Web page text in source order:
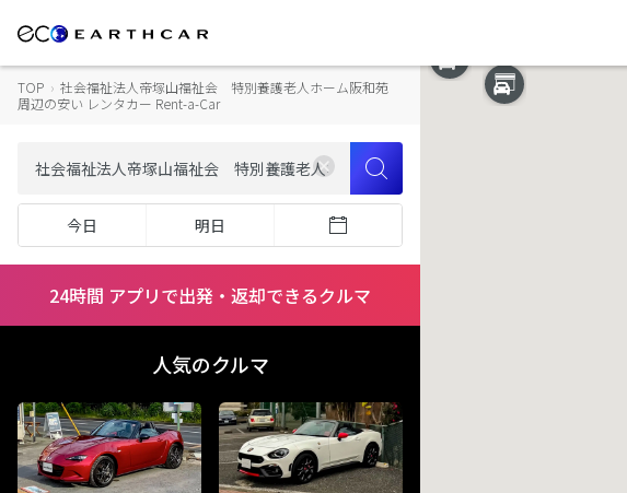
TOP › 社会福祉法人帝塚山福祉会 特別養護老人ホーム阪和苑
周辺の安い レンタカー Rent-a-Car
今日 明日
24時間 アプリで出発・返却できるクルマ
人気のクルマ